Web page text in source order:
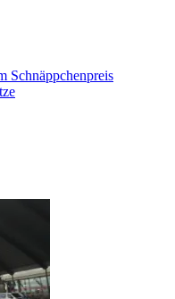
Schnäppchenpreis